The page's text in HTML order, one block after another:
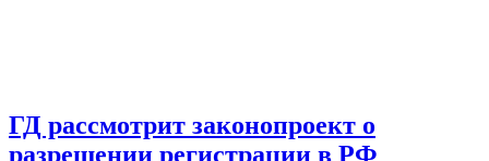
ГД рассмотрит законопроект о
разрешении регистрации в РФ